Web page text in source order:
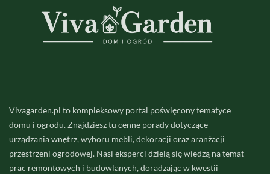
Vivagarden.pl to kompleksowy portal poświęcony tematyce
domu i ogrodu. Znajdziesz tu cenne porady dotyczące
urządzania wnętrz, wyboru mebli, dekoracji oraz aranżacji
przestrzeni ogrodowej. Nasi eksperci dzielą się wiedzą na temat
prac remontowych i budowlanych, doradzając w kwestii